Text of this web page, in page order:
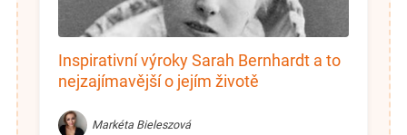
Inspirativní výroky Sarah Bernhardt a to
nejzajímavější o jejím životě
Markéta Bieleszová